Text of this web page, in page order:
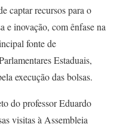
captar recursos para o
e inovação, com ênfase na
fonte de
Estaduais,
execução das bolsas.
do professor Eduardo
visitas à Assembleia